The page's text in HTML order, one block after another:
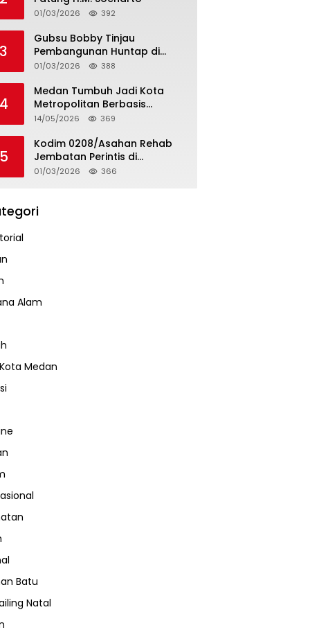
01/03/2026 392
3
Gubsu Bobby Tinjau
Pembangunan Huntap di
Tapteng
01/03/2026 388
4
Medan Tumbuh Jadi Kota
Metropolitan Berbasis
Teknologi
14/05/2026 369
5
Kodim 0208/Asahan Rehab
Jembatan Perintis di
Mandarsah
01/03/2026 366
Alam
Medan
Batu
Natal